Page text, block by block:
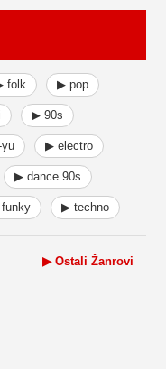
folk ▶ pop
▶ 90s
▶ electro
▶ dance 90s
▶ techno
▶ Ostali Žanrovi